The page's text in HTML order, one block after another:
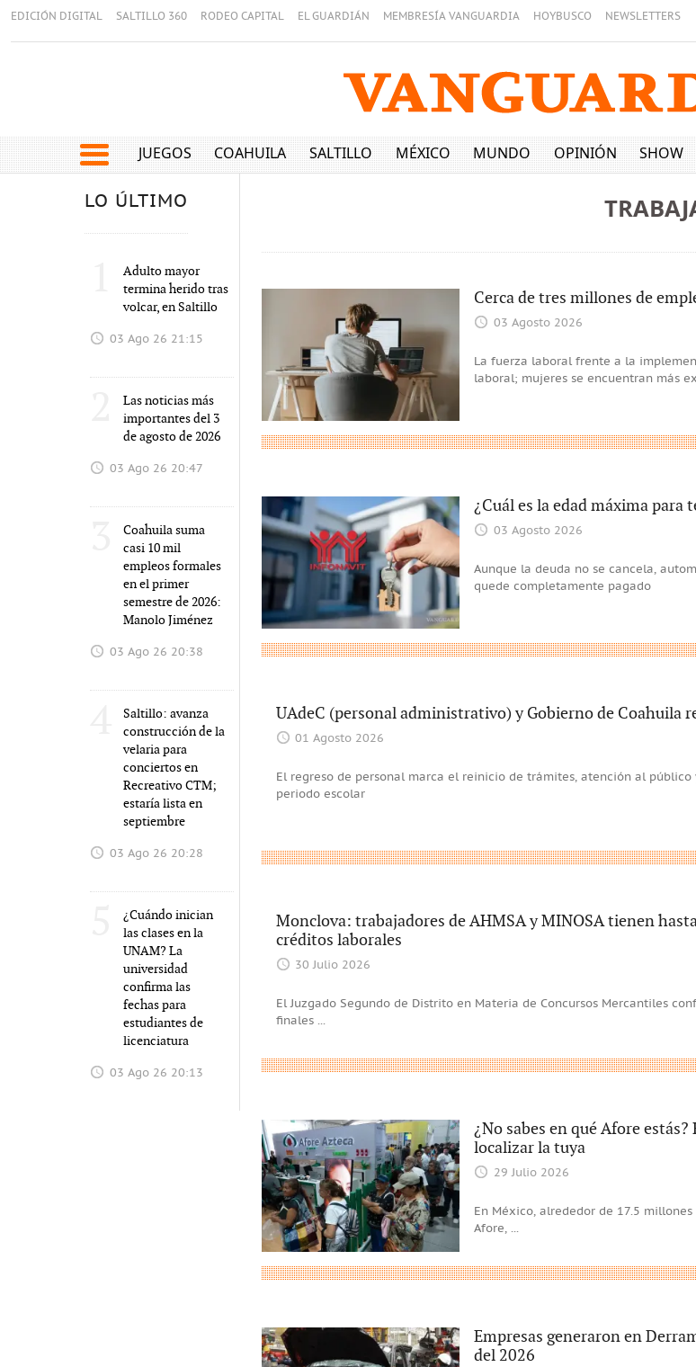
EDICIÓN DIGITAL SALTILLO 360 RODEO CAPITAL EL GUARDIÁN MEMBRESÍA VANGUARDIA HOYBUSCO NEWSLETTERS
JUEGOS COAHUILA SALTILLO MÉXICO MUNDO OPINIÓN SHOW
LO ÚLTIMO
Adulto mayor
termina herido tras
volcar, en Saltillo
03 Ago 26 21:15
Las noticias más
importantes del 3
de agosto de 2026
03 Ago 26 20:47
Coahuila suma
casi 10 mil
empleos formales
en el primer
semestre de 2026:
Manolo Jiménez
03 Ago 26 20:38
Saltillo: avanza
construcción de la
velaria para
conciertos en
Recreativo CTM;
estaría lista en
septiembre
03 Ago 26 20:28
¿Cuándo inician
las clases en la
UNAM? La
universidad
confirma las
fechas para
estudiantes de
licenciatura
03 Ago 26 20:13
Cerca de tres millones de
03 Agosto 2026
La fuerza laboral frente a la
laboral; mujeres se encuentran más
¿Cuál es la edad máxima
03 Agosto 2026
Aunque la deuda no se cancela,
quede completamente pagado
UAdeC (personal administrativo) y Gobierno de Coahuila
01 Agosto 2026
El regreso de personal marca el reinicio de trámites, atención al
periodo escolar
Monclova: trabajadores de AHMSA y MINOSA tienen
créditos laborales
30 Julio 2026
El Juzgado Segundo de Distrito en Materia de Concursos Mercantiles
finales ...
¿No sabes en qué Afore
localizar la tuya
29 Julio 2026
En México, alrededor de 17.5
Afore, ...
Empresas generaron en
del 2026